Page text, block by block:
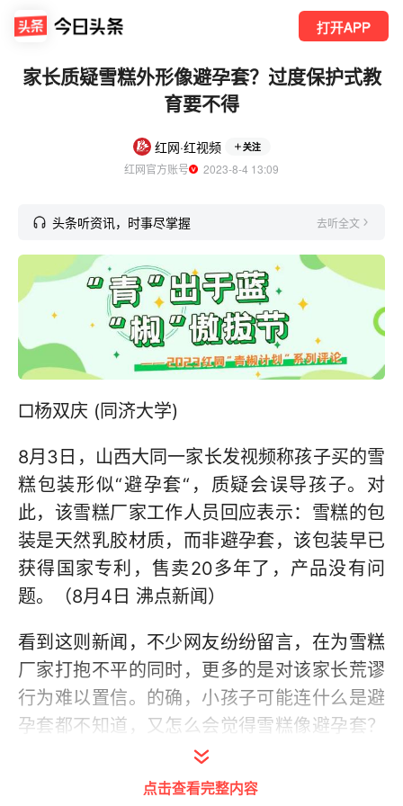
打开APP
家长质疑雪糕外形像避孕套？过度保护式教
育要不得
红网·红视频 关注
红网官方账号
  2023-8-4 13:09
头条听资讯，时事尽掌握 去听全文
□杨双庆 (同济大学)
8月3日，山西大同一家长发视频称孩子买的雪
糕包装形似“避孕套“，质疑会误导孩子。对
此，该雪糕厂家工作人员回应表示：雪糕的包
装是天然乳胶材质，而非避孕套，该包装早已
获得国家专利，售卖20多年了，产品没有问
题。（8月4日 沸点新闻）
看到这则新闻，不少网友纷纷留言，在为雪糕
厂家打抱不平的同时，更多的是对该家长荒谬
行为难以置信。的确，小孩子可能连什么是避
孕套都不知道，又怎么会觉得雪糕像避孕套？
更别提误导一说。先不论这位家长质疑雪糕的
外形像避孕套有无道理，我们可以清楚地知道
点击查看完整内容